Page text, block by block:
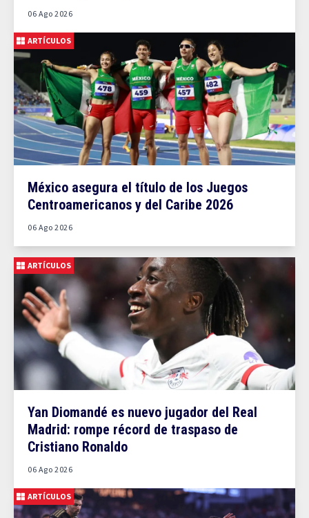
06 Ago 2026
ARTÍCULOS
México asegura el título de los Juegos
Centroamericanos y del Caribe 2026
06 Ago 2026
ARTÍCULOS
Yan Diomandé es nuevo jugador del Real
Madrid: rompe récord de traspaso de
Cristiano Ronaldo
06 Ago 2026
ARTÍCULOS